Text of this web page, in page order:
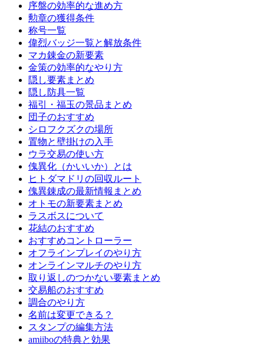
序盤の効率的な進め方
勲章の獲得条件
称号一覧
偉烈バッジ一覧と解放条件
マカ錬金の新要素
金策の効率的なやり方
隠し要素まとめ
隠し防具一覧
福引・福玉の景品まとめ
団子のおすすめ
シロフクズクの場所
置物と壁掛けの入手
ウラ交易の使い方
傀異化（かいいか）とは
ヒトダマドリの回収ルート
傀異錬成の最新情報まとめ
オトモの新要素まとめ
ラスボスについて
花結のおすすめ
おすすめコントローラー
オフラインプレイのやり方
オンラインマルチのやり方
取り返しのつかない要素まとめ
交易船のおすすめ
調合のやり方
名前は変更できる？
スタンプの編集方法
amiiboの特典と効果